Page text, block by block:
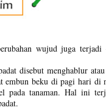
wujud juga
disebut menghablur
embun beku di pagi hari
pada tanaman. Hal ini